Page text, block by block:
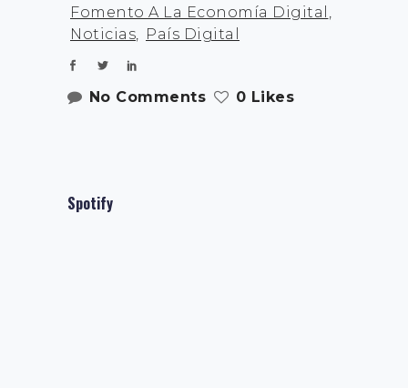
Fomento A La Economía Digital ,
Noticias, País Digital
No Comments 0 Likes
Spotify